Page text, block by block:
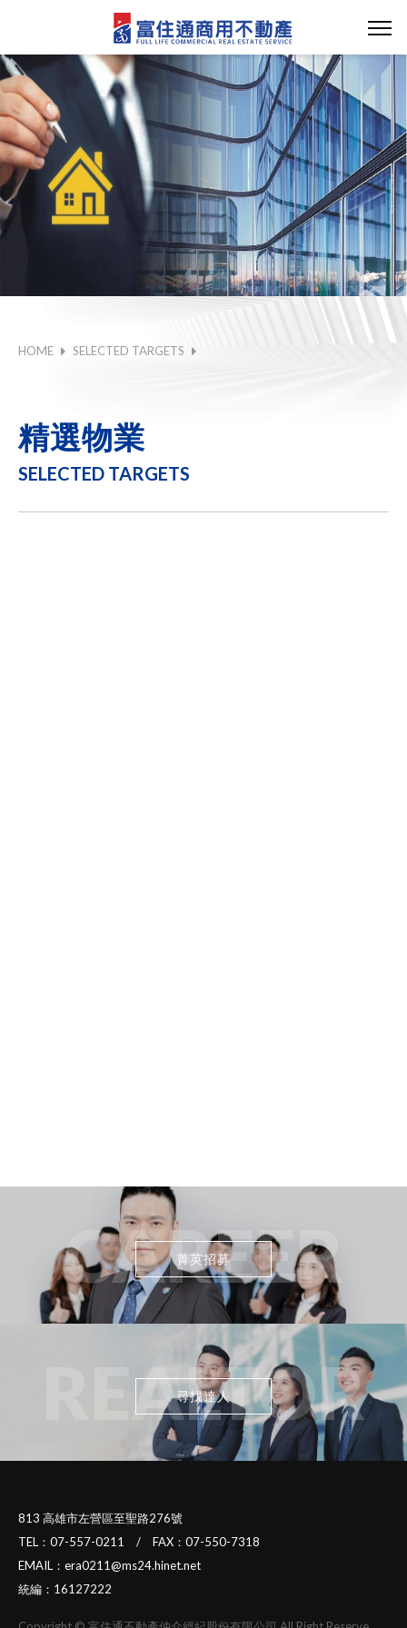
HOME SELECTED TARGETS
精選物業
SELECTED TARGETS
CAREER
菁英招募
REALTOR
尋找達人
813 高雄市左營區至聖路276號
TEL：07-557-0211 / FAX：07-550-7318
EMAIL：era0211@ms24.hinet.net
統編：16127222